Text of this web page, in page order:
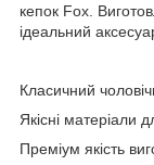
кепок Fox.
ідеальний
Класичний
Якісні матеріали
Преміум якість